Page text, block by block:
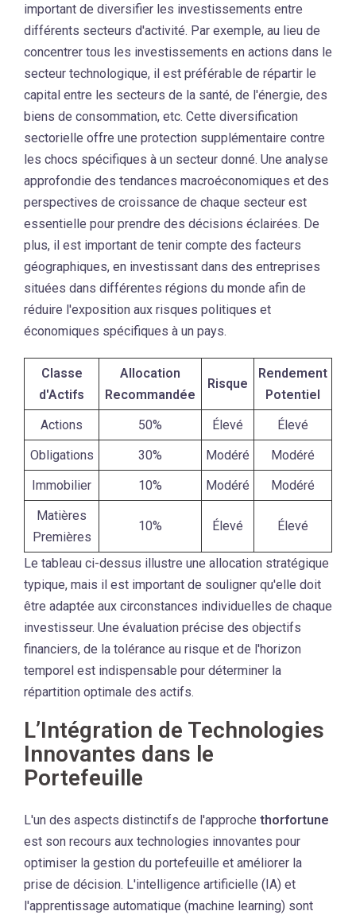
important de diversifier les investissements entre
différents secteurs d'activité. Par exemple, au lieu de
concentrer tous les investissements en actions dans le
secteur technologique, il est préférable de répartir le
capital entre les secteurs de la santé, de l'énergie, des
biens de consommation, etc. Cette diversification
sectorielle offre une protection supplémentaire contre
les chocs spécifiques à un secteur donné. Une analyse
approfondie des tendances macroéconomiques et des
perspectives de croissance de chaque secteur est
essentielle pour prendre des décisions éclairées. De
plus, il est important de tenir compte des facteurs
géographiques, en investissant dans des entreprises
situées dans différentes régions du monde afin de
réduire l'exposition aux risques politiques et
économiques spécifiques à un pays.
Classe
d'Actifs
Allocation
Recommandée
Risque
Rendement
Potentiel
Actions
50% Élevé
Élevé
Obligations
30% Modéré
Modéré
Immobilier
10% Modéré
Modéré
Matières
Premières
10% Élevé Élevé
Le tableau ci-dessus illustre une allocation stratégique
typique, mais il est important de souligner qu'elle doit
être adaptée aux circonstances individuelles de chaque
investisseur. Une évaluation précise des objectifs
financiers, de la tolérance au risque et de l'horizon
temporel est indispensable pour déterminer la
répartition optimale des actifs.
L’Intégration de Technologies
Innovantes dans le
Portefeuille
L'un des aspects distinctifs de l'approche thorfortune
est son recours aux technologies innovantes pour
optimiser la gestion du portefeuille et améliorer la
prise de décision. L'intelligence artificielle (IA) et
l'apprentissage automatique (machine learning) sont